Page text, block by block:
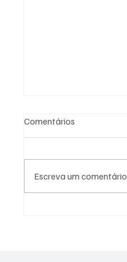
Comentários
Escreva um comentário